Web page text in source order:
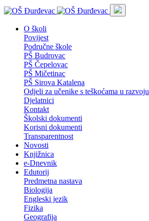
O školi
Povijest
Područne škole
PŠ Budrovac
PŠ Čepelovac
PŠ Mičetinac
PŠ Sirova Katalena
Odjeli za učenike s teškoćama u razvoju
Djelatnici
Kontakt
Školski dokumenti
Korisni dokumenti
Transparentnost
Novosti
Knjižnica
e-Dnevnik
Edutorij
Predmetna nastava
Biologija
Engleski jezik
Fizika
Geografija